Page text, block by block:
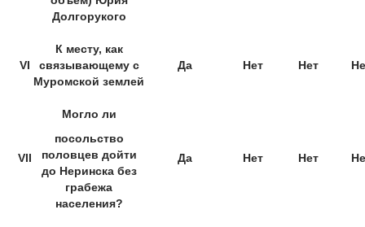
Долгорукого
VI
К месту, как
связывающему с
Муромской землей
Да Нет Нет
VII
Могло ли
посольство
половцев дойти
до Неринска без
грабежа
населения?
Да Нет Нет